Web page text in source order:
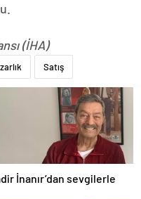
(İHA)
Satış
İnanır’dan sevgilerle